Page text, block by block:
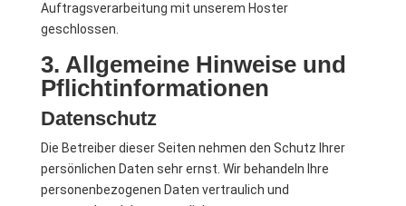
Auftragsverarbeitung mit unserem Hoster
geschlossen.
3. Allgemeine Hinweise und
Pflichtinformationen
Datenschutz
Die Betreiber dieser Seiten nehmen den Schutz Ihrer
persönlichen Daten sehr ernst. Wir behandeln Ihre
personenbezogenen Daten vertraulich und